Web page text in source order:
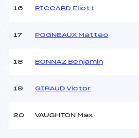
Catégorie :
16 PICCARD Eliott
17 POGNEAUX Matteo
18 BONNAZ Benjamin
19 GIRAUD Victor
20 VAUGHTON Max